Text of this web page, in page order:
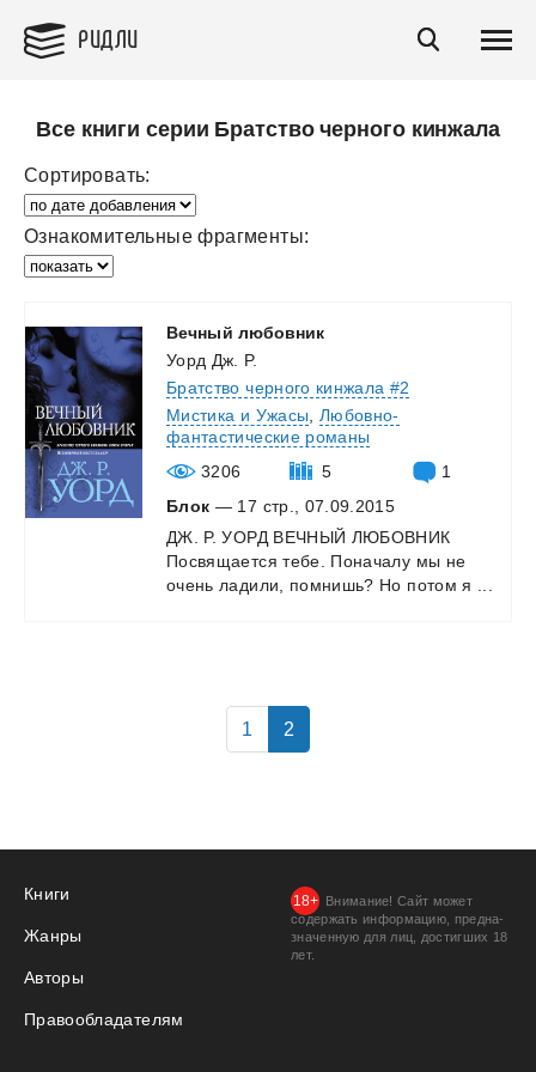
РИДЛИ
Все книги серии Братство черного кинжала
Сортировать:
Ознакомительные фрагменты:
Вечный любовник
Уорд Дж. Р.
Братство черного кинжала #2
Мистика и Ужасы
Любовно-
фантастические романы
3206
5
1
Блок — 17 стр., 07.09.2015
ДЖ.
Р. УОРД ВЕЧНЫЙ ЛЮБОВНИК
Посвящается тебе. Поначалу мы не
очень ладили, помнишь? Но потом я
1 2
Книги
Жанры
Авторы
Правообладателям
Внимание! Сайт может
содержать информацию, предна­
значенную для лиц, дости­гших 18
лет.